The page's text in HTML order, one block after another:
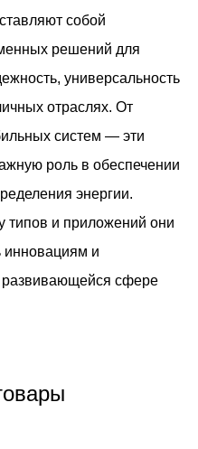
собой
решений для
универсальность
отраслях. От
систем — эти
роль в обеспечении
энергии.
типов и приложений они
инновациям и
развивающейся сфере